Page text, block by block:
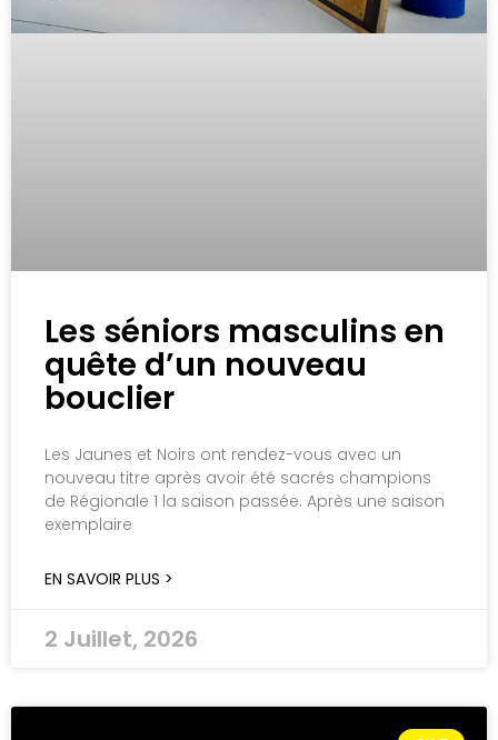
Les séniors masculins en
quête d’un nouveau
bouclier
Les Jaunes et Noirs ont rendez-vous avec un
nouveau titre après avoir été sacrés champions
de Régionale 1 la saison passée. Après une saison
exemplaire
EN SAVOIR PLUS >
2 Juillet, 2026